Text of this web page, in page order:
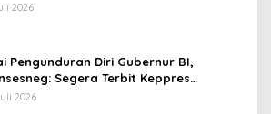
2026
Pengunduran Diri Gubernur BI,
Segera Terbit Keppres
dengan Hormat
2026